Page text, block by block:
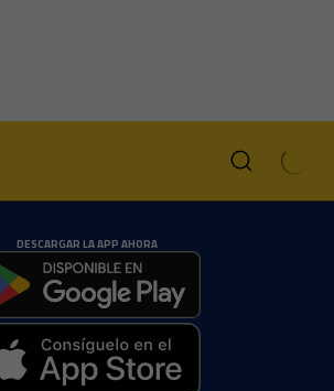
DESCARGAR LA APP AHORA